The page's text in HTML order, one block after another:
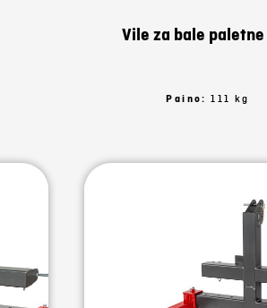
Vile za bale
Paino:111 kg